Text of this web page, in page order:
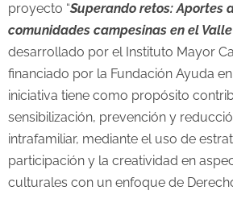
proyecto “Superando retos: Aportes
comunidades campesinas en el
desarrollado por el Instituto Mayor
financiado por la Fundación Ayuda
iniciativa tiene como propósito
sensibilización, prevención y
intrafamiliar, mediante el uso de
participación y la creatividad en
culturales con un enfoque de